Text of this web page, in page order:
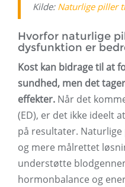
Kilde: Naturlige piller
Hvorfor naturlige
dysfunktion er
Kost kan bidrage til at
sundhed, men det
effekter. Når det
(ED), er det ikke ideelt
på resultater.
og mere målrettet
understøtte
hormonbalance og